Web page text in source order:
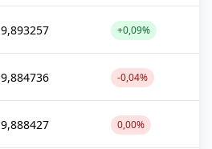
9,893257 +0,09%
9,884736 -0,04%
9,888427 0,00%